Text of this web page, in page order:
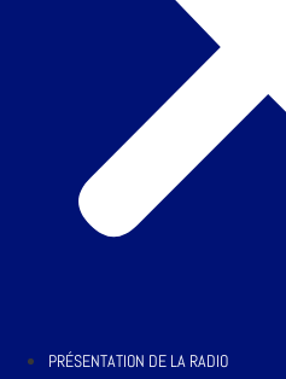
PRÉSENTATION DE LA RADIO